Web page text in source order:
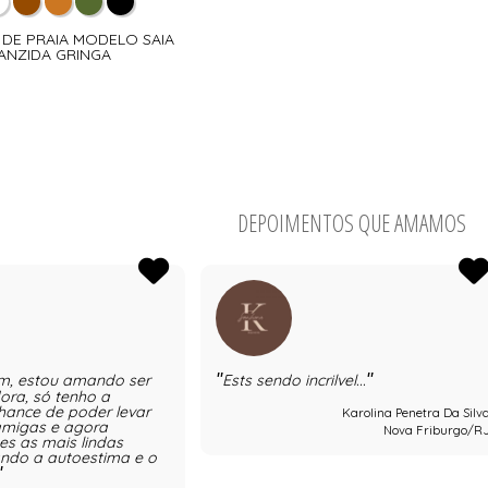
PRAIA MODELO SAIA
GRINGA
DEPOIMENTOS QUE AMAMOS
estou amando ser
só tenho a
de poder levar
e agora
as mais lindas
a autoestima e o
Ests sendo incrilvel...
Karolina Penetra Da
Nova Friburgo/